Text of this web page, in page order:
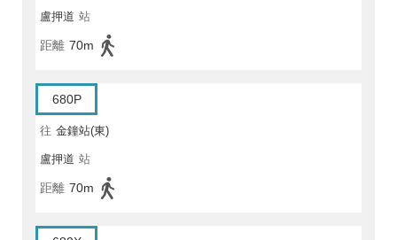
盧押道 站
距離 70m
680P
往 金鐘站(東)
盧押道 站
距離 70m